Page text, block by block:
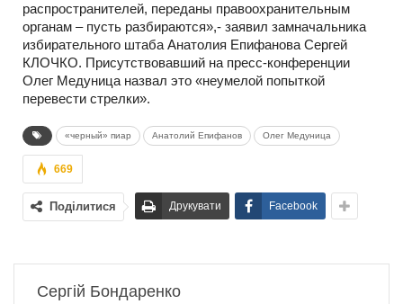
распространителей, переданы правоохранительным
органам – пусть разбираются»,- заявил замначальника
избирательного штаба Анатолия Епифанова Сергей
КЛОЧКО. Присутствовавший на пресс-конференции
Олег Медуница назвал это «неумелой попыткой
перевести стрелки».
«черный» пиар Анатолий Епифанов Олег Медуница
669
Поділитися Друкувати Facebook
Сергій Бондаренко